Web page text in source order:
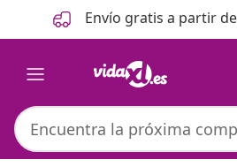
Anterior
Siguiente Envío gratis a partir